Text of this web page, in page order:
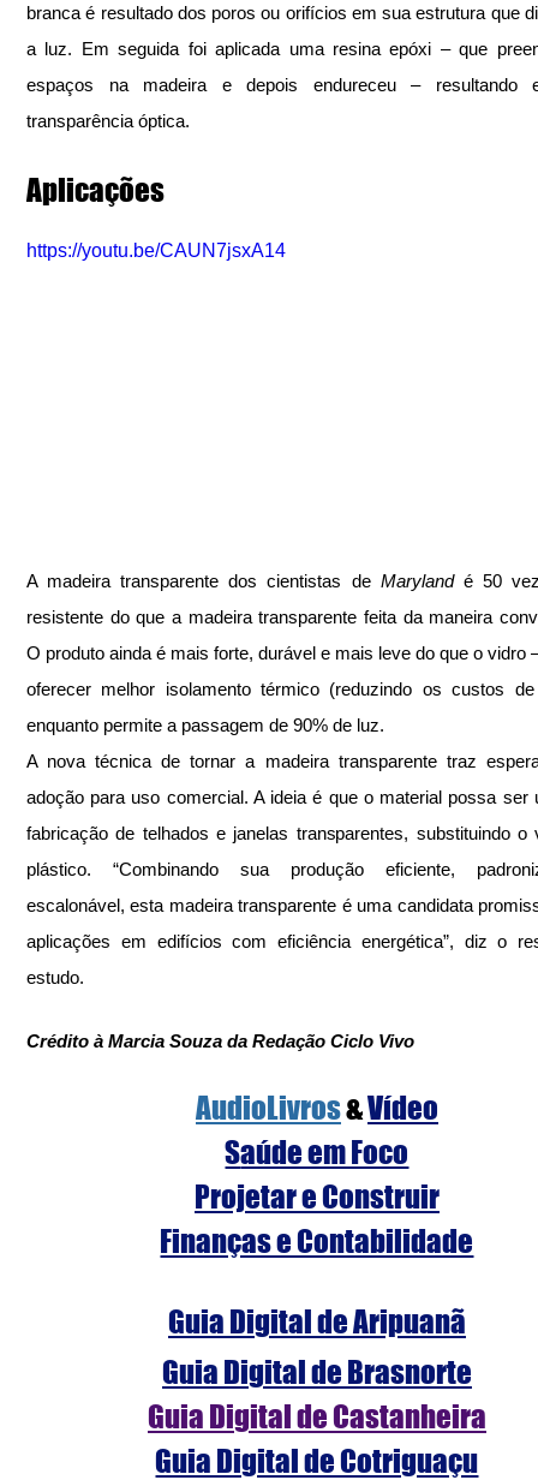
branca é resultado dos poros ou orifícios em sua estrutura que
a luz. Em seguida foi aplicada uma resina epóxi – que
espaços na madeira e depois endureceu – resultando
transparência óptica.
Aplicações
https://youtu.be/CAUN7jsxA14
A madeira transparente dos cientistas de Maryland é 50
resistente do que a madeira transparente feita da maneira
O produto ainda é mais forte, durável e mais leve do que o vidro
oferecer melhor isolamento térmico (reduzindo os custos de
enquanto permite a passagem de 90% de luz.
A nova técnica de tornar a madeira transparente traz
adoção para uso comercial. A ideia é que o material possa ser
fabricação de telhados e janelas transparentes, substituindo o
plástico. “Combinando sua produção eficiente,
escalonável, esta madeira transparente é uma candidata
aplicações em edifícios com eficiência energética”, diz o
estudo.
Crédito à Marcia Souza da Redação Ciclo Vivo
AudioLivros &Vídeo
Saúde em Foco
Projetar e Construir
Finanças e Contabilidade
Guia Digital de Aripuanã
Guia Digital de Brasnorte
Guia Digital de Castanheira
Guia Digital de Cotriguaçu